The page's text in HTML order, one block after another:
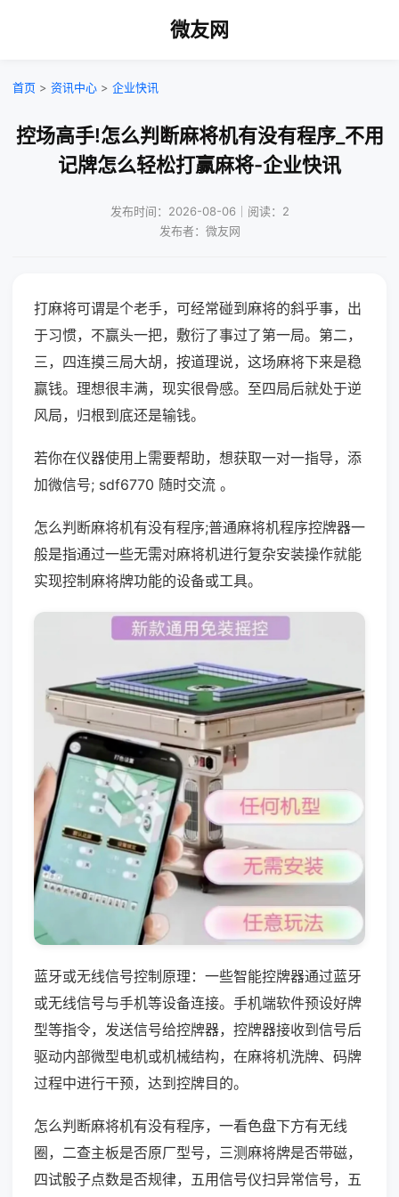
微友网
首页 > 资讯中心 > 企业快讯
控场高手!怎么判断麻将机有没有程序_不用
记牌怎么轻松打赢麻将-企业快讯
发布时间：2026-08-06｜阅读：2
发布者：微友网
打麻将可谓是个老手，可经常碰到麻将的斜乎事，出
于习惯，不赢头一把，敷衍了事过了第一局。第二，
三，四连摸三局大胡，按道理说，这场麻将下来是稳
赢钱。理想很丰满，现实很骨感。至四局后就处于逆
风局，归根到底还是输钱。
若你在仪器使用上需要帮助，想获取一对一指导，添
加微信号; sdf6770 随时交流 。
怎么判断麻将机有没有程序;普通麻将机程序控牌器一
般是指通过一些无需对麻将机进行复杂安装操作就能
实现控制麻将牌功能的设备或工具。
蓝牙或无线信号控制原理：一些智能控牌器通过蓝牙
或无线信号与手机等设备连接。手机端软件预设好牌
型等指令，发送信号给控牌器，控牌器接收到信号后
驱动内部微型电机或机械结构，在麻将机洗牌、码牌
过程中进行干预，达到控牌目的。
怎么判断麻将机有没有程序，一看色盘下方有无线
圈，二查主板是否原厂型号，三测麻将牌是否带磁，
四试骰子点数是否规律，五用信号仪扫异常信号，五